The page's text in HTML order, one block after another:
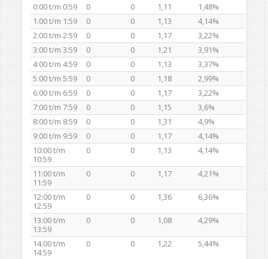
0:00 t/m 0:59 0 0 1,11
1,48%
1:00 t/m 1:59
0 0 1,13
4,14%
2:00 t/m 2:59
0 0 1,17
3,22%
3:00 t/m 3:59
0 0 1,21
3,91%
4:00 t/m 4:59
0 0 1,13
3,37%
5:00 t/m 5:59
0 0 1,18
2,99%
6:00 t/m 6:59
0 0 1,17
3,22%
7:00 t/m 7:59
0 0 1,15
3,6%
8:00 t/m 8:59
0 0 1,31
4,9%
9:00 t/m 9:59
0 0 1,17
4,14%
10:00 t/m
10:59
0 0 1,13 4,14%
11:00 t/m
11:59
0 0 1,17 4,21%
12:00 t/m
12:59
0 0 1,36 6,36%
13:00 t/m
13:59
0 0 1,08 4,29%
14:00 t/m
14:59
0 0 1,22 5,44%